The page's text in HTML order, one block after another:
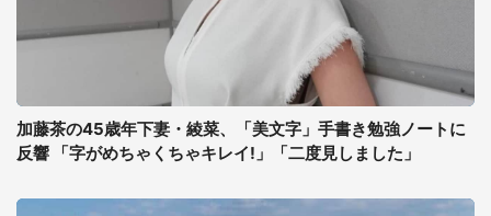
加藤茶の45歳年下妻・綾菜、「美文字」手書き勉強ノートに
反響 「字がめちゃくちゃキレイ!」「二度見しました」